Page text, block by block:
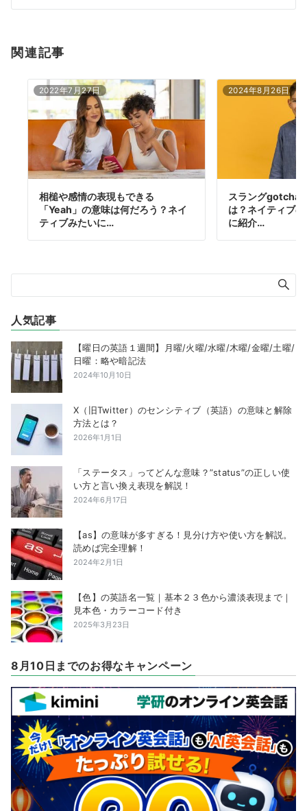
ン
関連記事
2022年7月27日
相槌や感情の表現もできる
「Yeah」の意味は何だろう？ネイ
ティブみたいに…
2024年8月26日
スラングgotcha
は？ネイティブ
に紹介…
人気記事
【曜日の英語１週間】月曜/火曜/水曜/木曜/金曜/土曜/
日曜：略や暗記法
2024年10月10日
X（旧Twitter）のセンシティブ（英語）の意味と解除
方法とは？
2026年1月1日
「ステータス」ってどんな意味？”status”の正しい使
い方と言い換え表現を解説！
2024年6月17日
【as】の意味が多すぎる！見分け方や使い方を解説。
読めば完全理解！
2024年2月1日
【色】の英語名一覧｜基本２３色から濃淡表現まで｜
見本色・カラーコード付き
2025年3月23日
8月10日までのお得なキャンペーン